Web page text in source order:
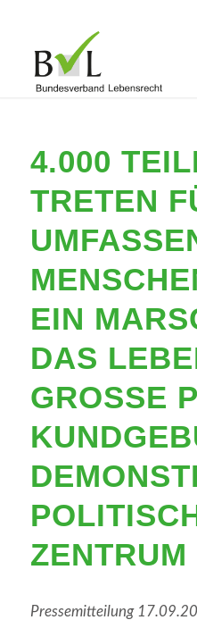
4.000
TRETEN
EIN
DAS
GROSSE
ENTRUM
Pressemitteilung